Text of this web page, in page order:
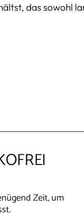
das sowohl
Zeit, um